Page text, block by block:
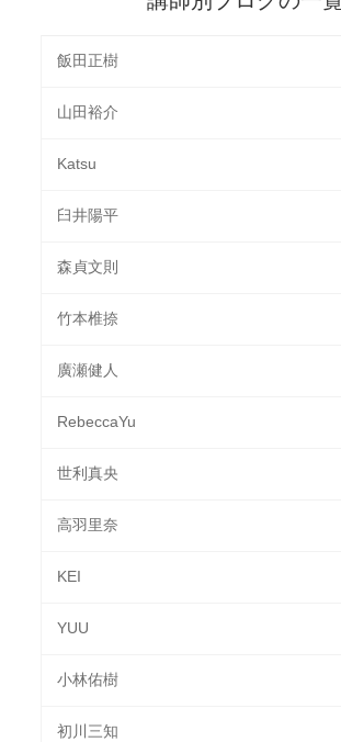
飯田正樹
山田裕介
Katsu
臼井陽平
森貞文則
竹本椎捺
廣瀬健人
RebeccaYu
世利真央
高羽里奈
KEI
YUU
小林佑樹
初川三知